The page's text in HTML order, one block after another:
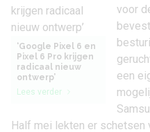
‘Google Pixel 6 en
Pixel 6 Pro krijgen
radicaal nieuw
ontwerp’
Lees verder
voor
een
Half mei lekten er schetsen